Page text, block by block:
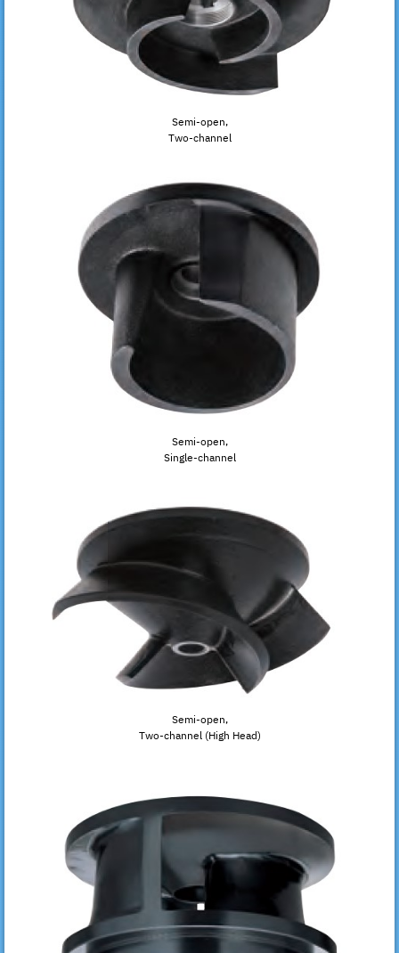
Semi-open,
Two-channel
Semi-open,
Single-channel
Semi-open,
Two-channel (High Head)